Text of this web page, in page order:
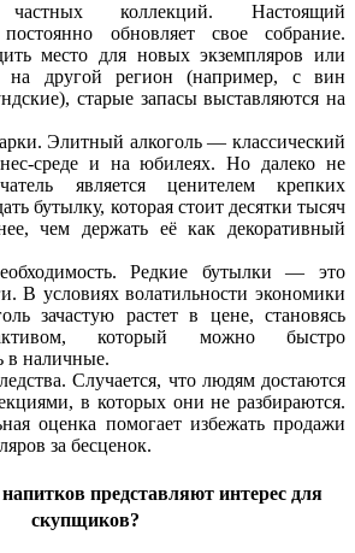
частных коллекций. Настоящий
обновляет свое собрание.
место для новых экземпляров или
на другой регион (например, с вин
старые запасы выставляются на
Элитный алкоголь — классический
среде и на юбилеях. Но далеко не
является ценителем крепких
бутылку, которая стоит десятки тысяч
чем держать её как декоративный
Редкие бутылки — это
В условиях волатильности экономики
зачастую растет в цене, становясь
который можно быстро
в наличные.
Случается, что людям достаются
в которых они не разбираются.
оценка помогает избежать продажи
за бесценок.
представляют интерес для
скупщиков?